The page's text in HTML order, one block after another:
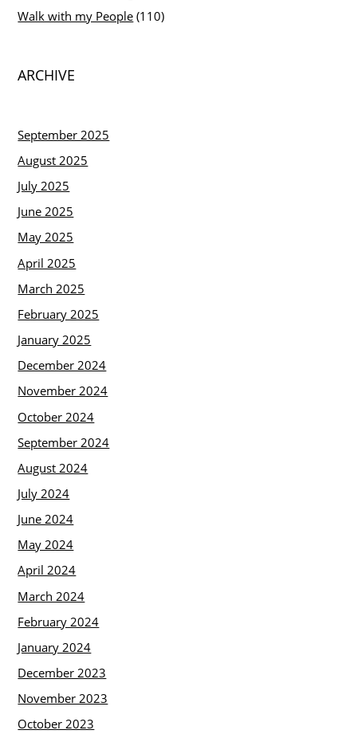
Walk with my People (110)
ARCHIVE
September 2025
August 2025
July 2025
June 2025
May 2025
April 2025
March 2025
February 2025
January 2025
December 2024
November 2024
October 2024
September 2024
August 2024
July 2024
June 2024
May 2024
April 2024
March 2024
February 2024
January 2024
December 2023
November 2023
October 2023